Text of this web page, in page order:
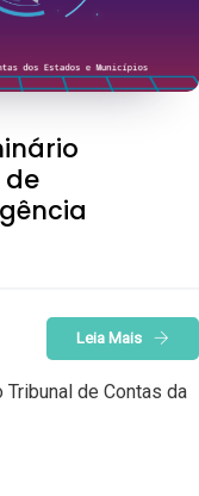
Leia Mais
de Contas da